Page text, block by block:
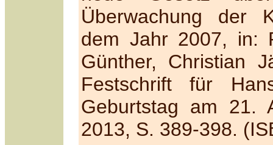
Überwachung der
dem Jahr 2007, in:
Günther, Christian
Festschrift für
Geburtstag am 21.
2013, S. 389-398.